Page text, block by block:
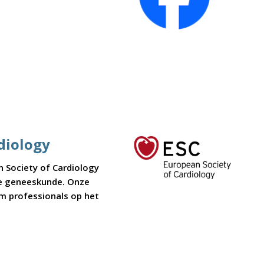
Society of Cardiology
Onze
professionals op het